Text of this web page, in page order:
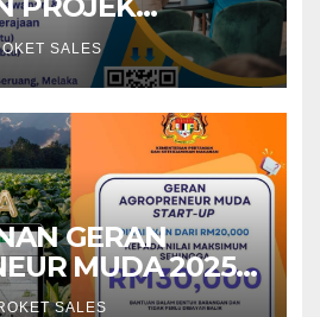
SALES
GERAN
MUDA 2025
SALES